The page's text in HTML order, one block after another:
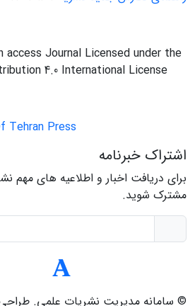
access Journal Licensed under the
4.0 International License
Tehran Press
اشتراک خبرنامه
برای دریافت اخبار و اطلاعیه های مهم
مشترک شوید.
© سامانه مدیریت نشریات علمی.